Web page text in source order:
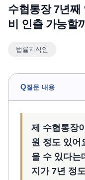
전체
소식/자료
공지사항
뉴스레터/브로슈어
수협통장 7년째
비 인출 가능할
법률지식인
Q질문 내용
제 수협통장
원 정도 있어
을 수 있다는
지가 7년 정